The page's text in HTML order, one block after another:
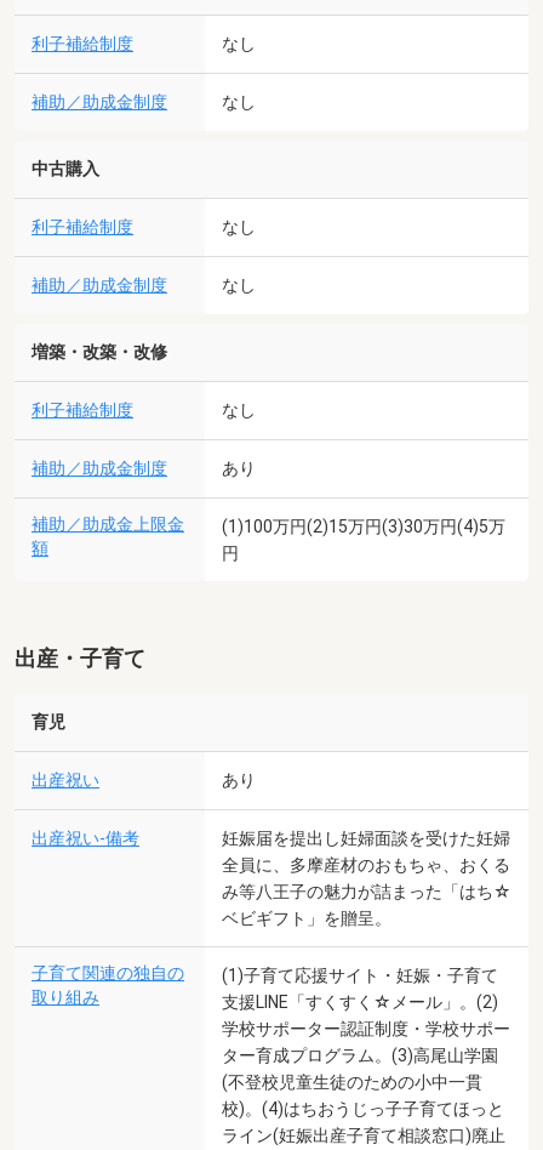
利子補給制度 なし
補助／助成金制度 なし
中古購入
利子補給制度 なし
補助／助成金制度 なし
増築・改築・改修
利子補給制度 なし
補助／助成金制度 あり
補助／助成金上限金
額
(1)100万円(2)15万円(3)30万円(4)5万
円
出産・子育て
育児
出産祝い あり
出産祝い-備考
妊娠届を提出し妊婦面談を受けた妊婦
全員に、多摩産材のおもちゃ、おくる
み等八王子の魅力が詰まった「はち☆
ベビギフト」を贈呈。
子育て関連の独自の
取り組み
(1)子育て応援サイト・妊娠・子育て
支援LINE「すくすく☆メール」。(2)
学校サポーター認証制度・学校サポー
ター育成プログラム。(3)高尾山学園
(不登校児童生徒のための小中一貫
校)。(4)はちおうじっ子子育てほっと
ライン(妊娠出産子育て相談窓口)廃止